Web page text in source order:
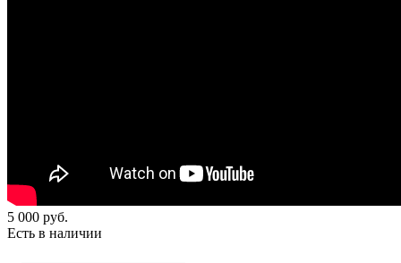
5 000 руб.
Есть в наличии